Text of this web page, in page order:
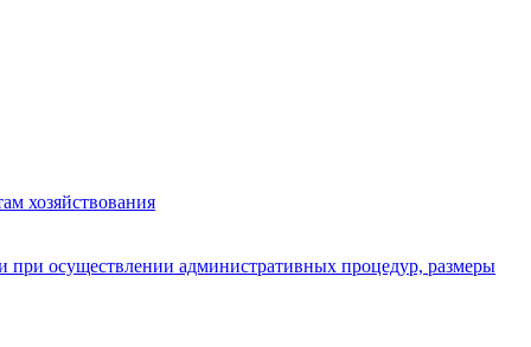
хозяйствования
осуществлении административных процедур, размеры